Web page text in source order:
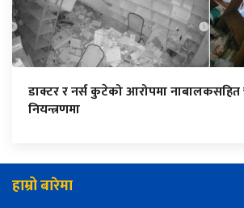
डाक्टर र नर्स कुटेको आरोपमा नाबालकसहित
नियन्त्रणमा
हाम्रो बारेमा